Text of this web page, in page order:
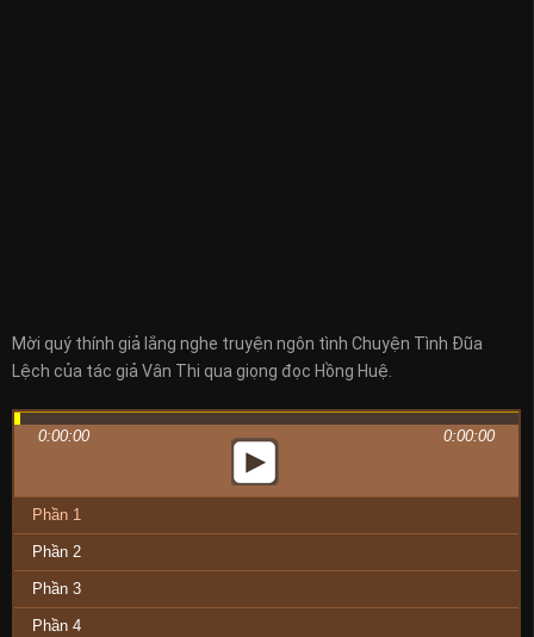
Mời quý thính giả lắng nghe truyện ngôn tình Chuyện Tình Đũa
Lệch của tác giả Vân Thi qua giọng đọc Hồng Huệ.
0:00:00 0:00:00
Phần 1
Phần 2
Phần 3
Phần 4